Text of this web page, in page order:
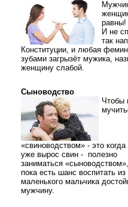
равны!
И не
так
Конституции, и любая
зубами загрызёт мужика,
женщину слабой.
Сыноводство
Чтобы
«свиноводством» - это
уже вырос свин - полезно
заниматься «сыноводством»,
пока есть шанс воспитать из
маленького мальчика
мужчину.